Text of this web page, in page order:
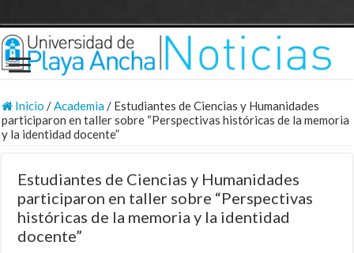
Inicio /Academia/ Estudiantes de Ciencias y Humanidades
participaron en taller sobre “Perspectivas históricas de la memoria
y la identidad docente”
Estudiantes de Ciencias y Humanidades
participaron en taller sobre “Perspectivas
históricas de la memoria y la identidad
docente”